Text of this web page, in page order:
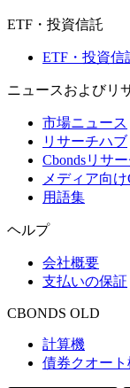
ETF・投資信託
ETF・投資信
ニュースおよびリ
市場ニュース
リサーチハブ
Cbondsリサ
メディア向け
用語集
ヘルプ
会社概要
支払いの保証
CBONDS OLD
計算機
債券クオート